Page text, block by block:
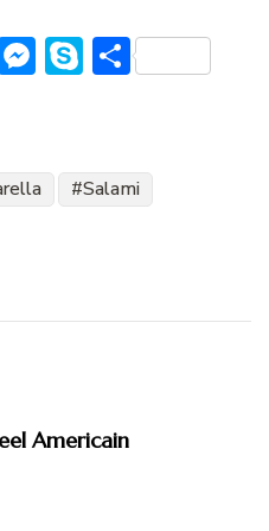
Messenger
Skype
Delen
Salami
Americain